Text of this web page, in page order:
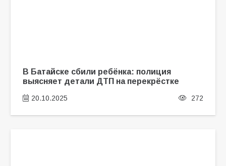
В Батайске сбили ребёнка: полиция
выясняет детали ДТП на перекрёстке
20.10.2025 272